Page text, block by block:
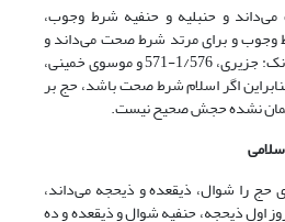
و حنبلیه و حنفیه شرط وجوب،
وجوب و برای مرتد شرط صحت می‌داند و
مالکیه شرط صحت می‌داند. (نک: جزیری، 1/576-571 و موسوی خمینی،
362-349) بنابراین اگر اسلام شرط صحت باشد، حج بر
نشده حجش صحیح نیست.
حج را شوال، ذیقعده و ذیحجه می‌داند،
اول ذیحجه، حنفیه شوال و ذیقعده و ده